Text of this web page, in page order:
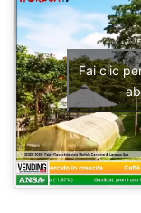
Fai clic